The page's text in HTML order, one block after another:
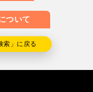
ついて
索」に戻る